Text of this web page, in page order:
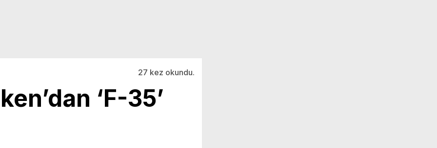
dev teklif
27 kez okundu.
‘F-35’